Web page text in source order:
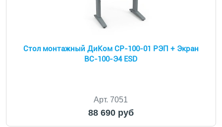
Стол монтажный ДиКом СР-100-01 РЭП + Экран
ВС-100-Э4 ESD
Арт. 7051
88 690 руб